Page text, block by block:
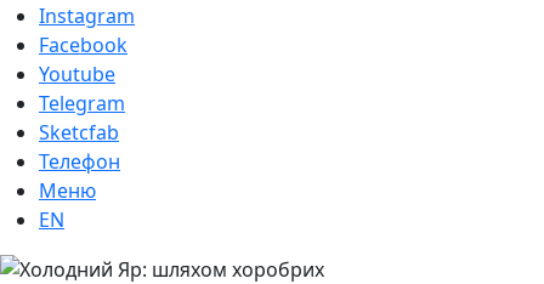
Instagram
Facebook
Youtube
Telegram
Sketcfab
Телефон
Меню
EN